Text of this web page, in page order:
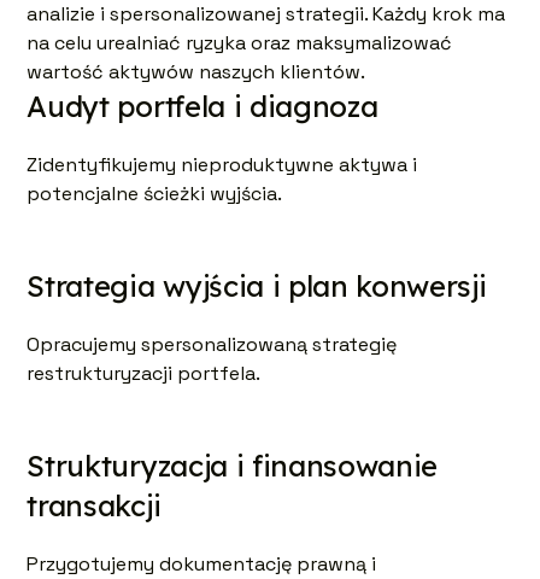
analizie i spersonalizowanej strategii. Każdy krok ma
na celu urealniać ryzyka oraz maksymalizować
wartość aktywów naszych klientów.
Audyt portfela i diagnoza
Zidentyfikujemy nieproduktywne aktywa i
potencjalne ścieżki wyjścia.
Strategia wyjścia i plan konwersji
Opracujemy spersonalizowaną strategię
restrukturyzacji portfela.
Strukturyzacja i finansowanie
transakcji
Przygotujemy dokumentację prawną i